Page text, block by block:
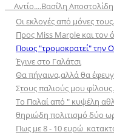
Αντίο....Βασίλη Αποστολίδη
Oι εκλογές από μόνες
Προς Miss Μarple και τον
Ποιος "τρομοκρατεί" την
Έγινε στο Γαλάτσι
Θα πήγαινα,αλλά θα
Στους παλιούς μου
To Παλαί από " κυψέλη
θηριώδη πολιτισμό δύο
Πως με 8 - 10 ευρώ